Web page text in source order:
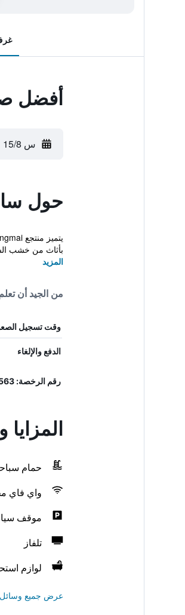
أفضل
س 15/8
حول
بأثاث من خشب
المزيد
من الجيد أن
وقت تسجيل
الدفع والإلغاء
رقم الرخصة: 131/2563
حمام
واي فاي
موقف
تلفاز
لوازم
عرض جميع وسائل